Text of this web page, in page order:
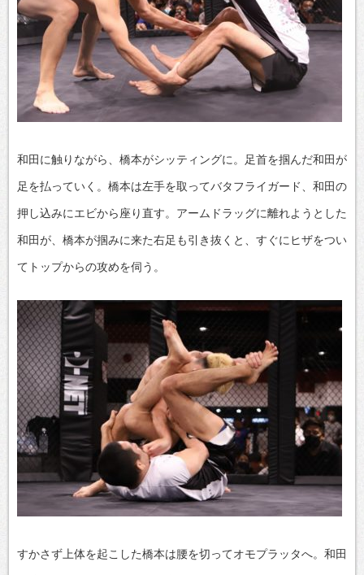
和田に触りながら、橋本がシッティングに。足首を掴んだ和田が
足を払っていく。橋本は左手を取ってバタフライガード、和田の
押し込みにエビから座り直す。アームドラッグに離れようとした
和田が、橋本が掴みに来た右足も引き抜くと、すぐにヒザをつい
てトップからの攻めを伺う。
すかさず上体を起こした橋本は腰を切ってオモプラッタへ。和田